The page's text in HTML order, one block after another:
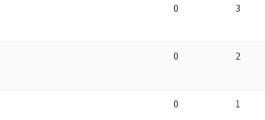
0 3
0 2
0 1